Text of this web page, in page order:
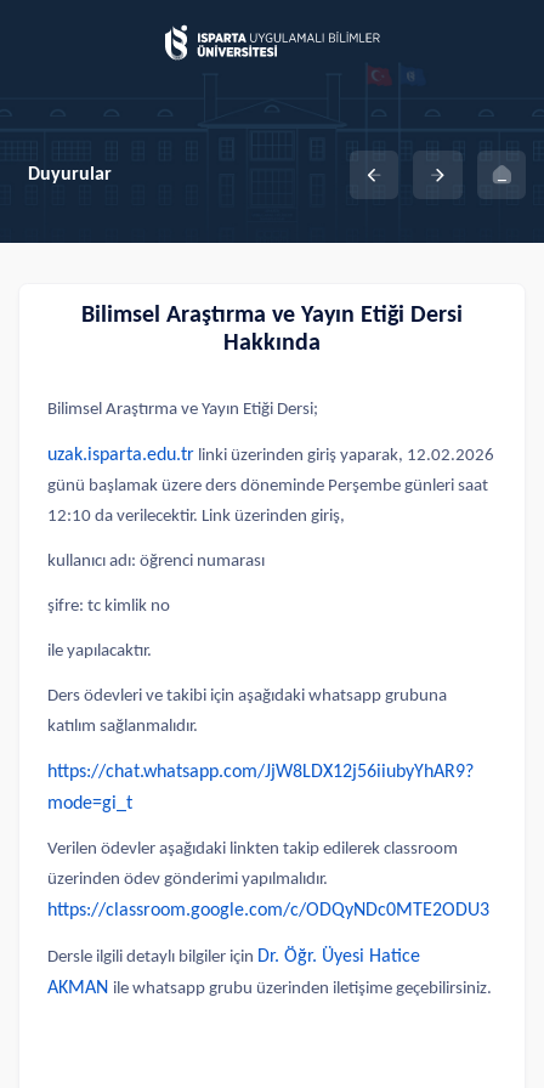
Duyurular
Bilimsel Araştırma ve Yayın Etiği Dersi
Hakkında
Bilimsel Araştırma ve Yayın Etiği Dersi;
uzak.isparta.edu.trlinki üzerinden giriş yaparak, 12.02.2026
günü başlamak üzere ders döneminde Perşembe günleri saat
12:10 da verilecektir. Link üzerinden giriş,
kullanıcı adı: öğrenci numarası
şifre: tc kimlik no
ile yapılacaktır.
Ders ödevleri ve takibi için aşağıdaki whatsapp grubuna
katılım sağlanmalıdır.
https://chat.whatsapp.com/JjW8LDX12j56iiubyYhAR9?
mode=gi_t
Verilen ödevler aşağıdaki linkten takip edilerek classroom
üzerinden ödev gönderimi yapılmalıdır.
https://classroom.google.com/c/ODQyNDc0MTE2ODU3
Dersle ilgili detaylı bilgiler için Dr. Öğr. Üyesi Hatice
AKMAN ile whatsapp grubu üzerinden iletişime geçebilirsiniz.